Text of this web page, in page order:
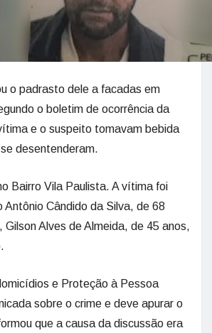
o padrasto dele a facadas em
o boletim de ocorrência da
e o suspeito tomavam bebida
desentenderam.
Bairro Vila Paulista. A vítima foi
Antônio Cândido da Silva, de 68
Gilson Alves de Almeida, de 45 anos,
e Proteção à Pessoa
sobre o crime e deve apurar o
que a causa da discussão era